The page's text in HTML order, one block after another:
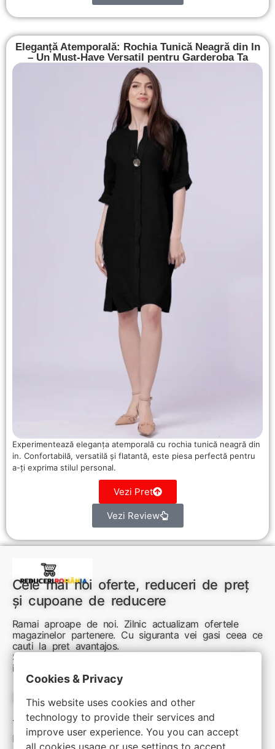
Eleganță Atemporală: Rochia Tunică Neagră din In
– Un Must-Have Versatil pentru Garderoba Ta
Experimentează eleganța atemporală cu rochia tunică neagră din
in. Confortabilă, versatilă și flatantă, este piesa perfectă pentru
a-ți exprima stilul personal.
Vezi Pret
Vezi Review
Cele mai noi oferte, reduceri de preț
și cupoane de reducere
Ramai aproape de noi. Zilnic actualizam ofertele
magazinelor partenere. Cu siguranta vei gasi ceea ce
cauti la pret avantajos.
Sunteti aici pentru reduceri inteligente si cumpărături
inspirate
Link-uri utile:
Termeni si conditii
Politica de confidentialitate
Cookies & Privacy
This website uses cookies and other
technology to provide their services and
improve user experience. You you can accept
all cookies usage or use settings to accept